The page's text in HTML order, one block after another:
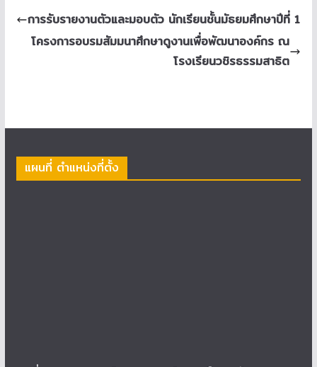
การรับรายงานตัวและมอบตัว นักเรียนชั้นมัธยมศึกษาปีที่ 1
โครงการอบรมสัมมนาศึกษาดูงานเพื่อพัฒนาองค์กร ณ
โรงเรียนวชิรธรรมสาธิต
แผนที่ ตำแหน่งที่ตั้ง